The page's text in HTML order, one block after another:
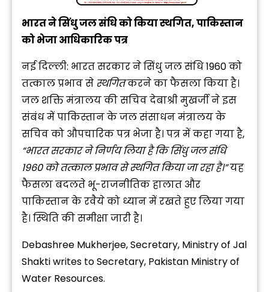
भारत ने सिंधु जल संधि को किया स्थगित, पाकिस्तान
को भेजा आधिकारिक पत्र
नई दिल्ली: भारत सरकार ने सिंधु जल संधि 1960 को
तत्काल प्रभाव से स्थगितकरने का फैसला किया है।
जल शक्ति मंत्रालय की सचिव देबाश्री मुखर्जी ने इस
संबंध में पाकिस्तान के जल संसाधन मंत्रालय के
सचिव को औपचारिक पत्र भेजा है। पत्र में कहा गया है,
“भारत सरकार ने निर्णय लिया है कि सिंधु जल संधि
1960 को तत्काल प्रभाव से स्थगित किया जा रहा है।”यह
फैसला बदलते भू-राजनीतिक हालात और
पाकिस्तान के रवैये को ध्यान में रखते हुए लिया गया
है। स्थिति की समीक्षा जारी है।
Debashree Mukherjee, Secretary, Ministry of Jal
Shakti writes to Secretary, Pakistan Ministry of
Water Resources.